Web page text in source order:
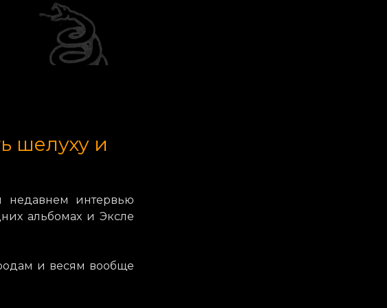
шелуху и
недавнем интервью
альбомах и Эксле
и весям вообще